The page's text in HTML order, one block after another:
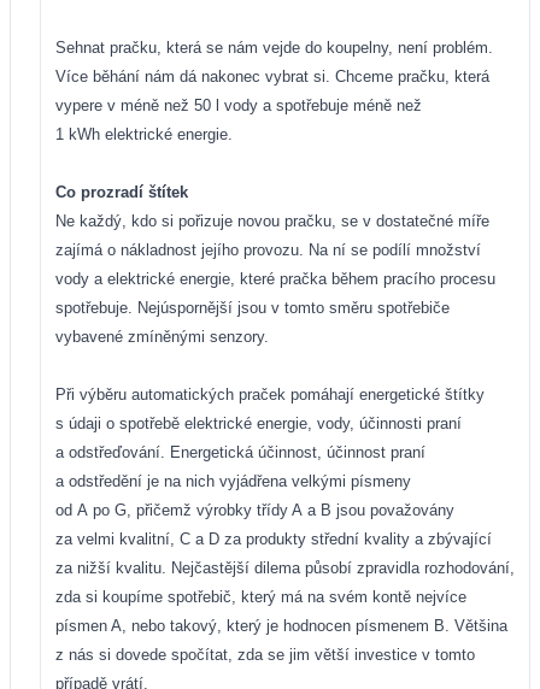
Sehnat pračku, která se nám vejde do koupelny, není problém.
Více běhání nám dá nakonec vybrat si. Chceme pračku, která
vypere v méně než 50 l vody a spotřebuje méně než
1 kWh elektrické energie.
Co prozradí štítek
Ne každý, kdo si pořizuje novou pračku, se v dostatečné míře
zajímá o nákladnost jejího provozu. Na ní se podílí množství
vody a elektrické energie, které pračka během pracího procesu
spotřebuje. Nejúspornější jsou v tomto směru spotřebiče
vybavené zmíněnými senzory.
Při výběru automatických praček pomáhají energetické štítky
s údaji o spotřebě elektrické energie, vody, účinnosti praní
a odstřeďování. Energetická účinnost, účinnost praní
a odstředění je na nich vyjádřena velkými písmeny
od A po G, přičemž výrobky třídy A a B jsou považovány
za velmi kvalitní, C a D za produkty střední kvality a zbývající
za nižší kvalitu. Nejčastější dilema působí zpravidla rozhodování,
zda si koupíme spotřebič, který má na svém kontě nejvíce
písmen A, nebo takový, který je hodnocen písmenem B. Většina
z nás si dovede spočítat, zda se jim větší investice v tomto
případě vrátí.